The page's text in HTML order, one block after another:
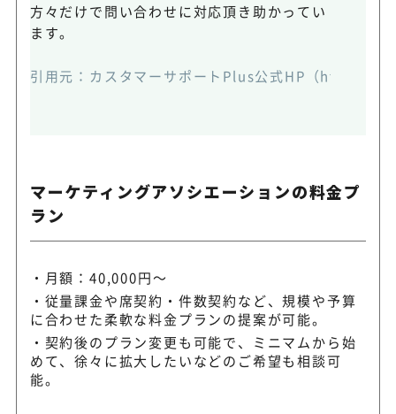
方々だけで問い合わせに対応頂き助かってい
ます。
引用元：カスタマーサポートPlus公式HP（
マーケティングアソシエーションの料金プ
ラン
月額：40,000円～
従量課金や席契約・件数契約など、規模や予算
に合わせた柔軟な料金プランの提案が可能。
契約後のプラン変更も可能で、ミニマムから始
めて、徐々に拡大したいなどのご希望も相談可
能。